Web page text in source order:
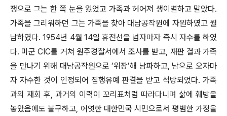
쟁으로 그는 한 쪽 눈을 잃었고 가족과 헤어져 생이별하고 말았다.
가족을 그리워하던 그는 가족을 찾아 대남공작원에 자원하였고 월
남하였다. 1954년 4월 14일 휴전선을 넘자마자 즉시 자수를 하였
다. 미군CIC를 거쳐 원주경찰서에서 조사를 받고, 재판 결과 가족
을 만나기 위해 대남공작원으로‘위장’해 남파하고, 남으로 오자마
자 자수한 것이 인정되어 집행유예 판결을 받고 석방되었다. 가족
과의 재회 후, 과거의 이력이 꼬리표처럼 따라다니며 삶에 훼방을
놓았음에도 불구하고, 어엿한 대한민국 시민으로서 평범한 가정을